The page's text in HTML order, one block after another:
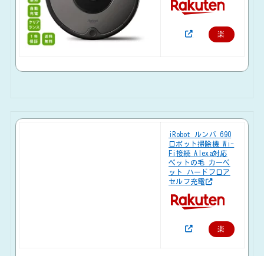
楽
iRobot ルンバ 690
ロボット掃除機 Wi-
Fi接続 Alexa対応
ペットの毛 カーペ
ット ハードフロア
セルフ充電
楽